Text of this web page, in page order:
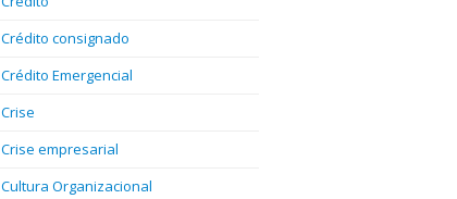
Crédito consignado
Crédito Emergencial
Crise
Crise empresarial
Cultura Organizacional